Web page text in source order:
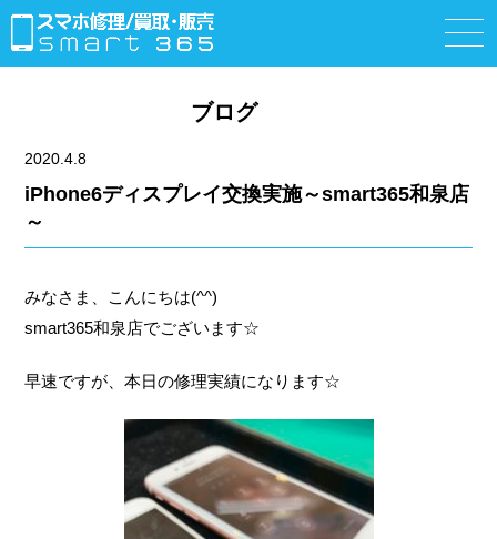
ブログ
2020.4.8
iPhone6ディスプレイ交換実施～smart365和泉店
～
みなさま、こんにちは(^^)
smart365和泉店でございます☆
早速ですが、本日の修理実績になります☆